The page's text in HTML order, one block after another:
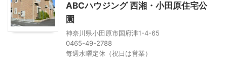
ABCハウジング 西湘・小田原住宅公
園
神奈川県小田原市国府津1-4-65
0465-49-2788
毎週水曜定休（祝日は営業）